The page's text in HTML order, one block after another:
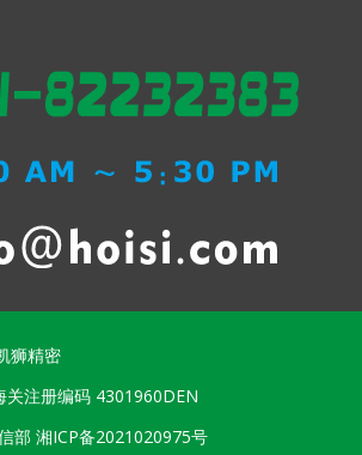
狮精密
关注册编码 4301960DEN
部 湘ICP备2021020975号